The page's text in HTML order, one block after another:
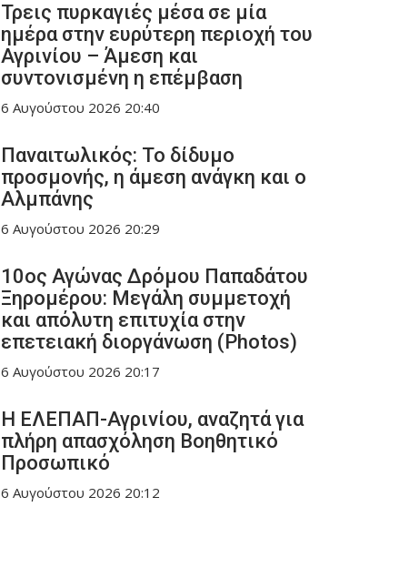
Τρεις πυρκαγιές μέσα σε μία
ημέρα στην ευρύτερη περιοχή του
Αγρινίου – Άμεση και
συντονισμένη η επέμβαση
6 Αυγούστου 2026 20:40
Παναιτωλικός: Το δίδυμο
προσμονής, η άμεση ανάγκη και ο
Αλμπάνης
6 Αυγούστου 2026 20:29
10ος Αγώνας Δρόμου Παπαδάτου
Ξηρομέρου: Μεγάλη συμμετοχή
και απόλυτη επιτυχία στην
επετειακή διοργάνωση (Photos)
6 Αυγούστου 2026 20:17
Η ΕΛΕΠΑΠ-Αγρινίου, αναζητά για
πλήρη απασχόληση Βοηθητικό
Προσωπικό
6 Αυγούστου 2026 20:12